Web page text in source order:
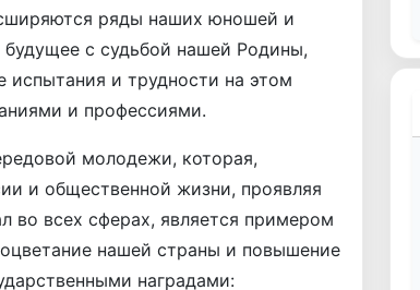
ряды наших юношей и
с судьбой нашей Родины,
испытания и трудности на этом
и профессиями.
молодежи, которая,
и общественной жизни, проявляя
во всех сферах, является примером
нашей страны и повышение
наградами: